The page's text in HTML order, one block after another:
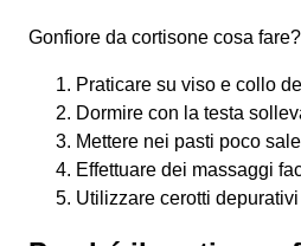
Gonfiore da cortisone cosa fare?
Praticare su viso e collo
Dormire con la testa
Mettere nei pasti poco
Effettuare dei massaggi
Utilizzare cerotti